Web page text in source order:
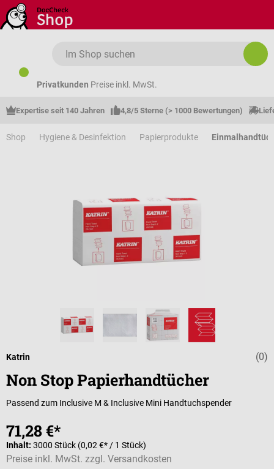
Zum Hauptinhalt springen
Privatkunden Preise inkl. MwSt.
Expertise seit 140 Jahren 4,8/5 Sterne (> 1000 Bewertungen)
Shop Hygiene & Desinfektion Papierprodukte
(0)
Katrin
Non Stop Papierhandtücher
Passend zum Inclusive M & Inclusive Mini Handtuchspender
71,28 €*
Inhalt: 3000 Stück (0,02 €* / 1 Stück)
Preise inkl. MwSt. zzgl. Versandkosten